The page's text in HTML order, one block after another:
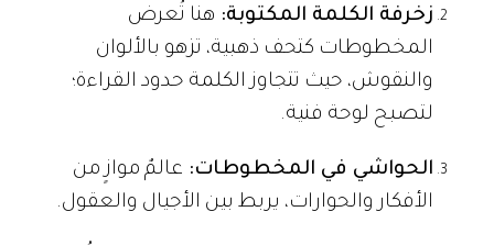
زخرفة الكلمة المكتوبة: هنا تُعرض
المخطوطات كتحف ذهبية، تزهو بالألوان
والنقوش، حيث تتجاوز الكلمة حدود القراءة؛
لتصبح لوحة فنية.
الحواشي في المخطوطات: عالمٌ موازٍ من
الأفكار والحوارات، يربط بين الأجيال والعقول.